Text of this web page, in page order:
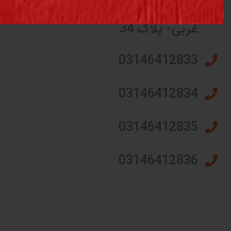
آدرس کارخانه : شهرک صنعتی بزرگ
غربی- پلاک 34
03146412833
03146412834
03146412835
03146412836